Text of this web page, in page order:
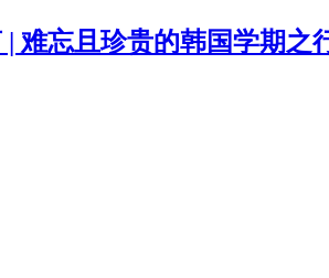
难忘且珍贵的韩国学期之